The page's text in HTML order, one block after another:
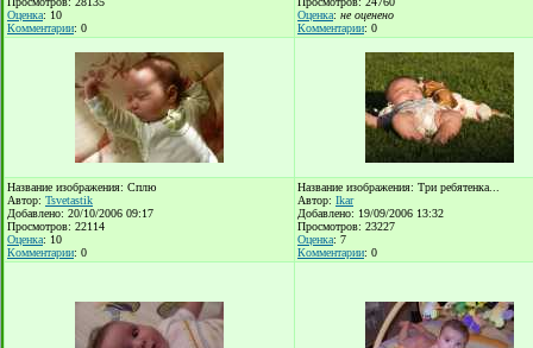
Оценка: 10
Комментарии: 0
Оценка: не оценено
Комментарии: 0
Название изображения: Сплю
Автор: Tsvetastik
Добавлено: 20/10/2006 09:17
Просмотров: 22114
Оценка: 10
Комментарии: 0
Название изображения: Три ребятенка...
Автор: Ikar
Добавлено: 19/09/2006 13:32
Просмотров: 23227
Оценка: 7
Комментарии: 0